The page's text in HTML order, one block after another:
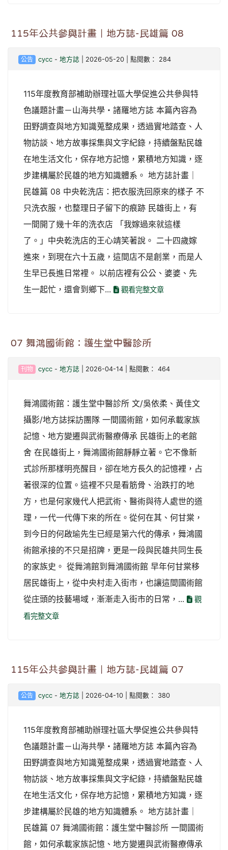
115年公共參與計畫｜地方誌-民雄篇 08
公告 cycc- 地方誌 | 2026-05-20 | 點閱數： 284
115年度教育部補助辦理社區大學促進公共參與特
色議題計畫－山海共學・諸羅地方誌 本篇內容為
田野調查與地方知識蒐整成果，透過實地踏查、人
物訪談、地方故事採集與文字紀錄，持續盤點民雄
在地生活文化，保存地方記憶，累積地方知識，逐
步建構屬於民雄的地方知識體系。 地方誌計畫｜
民雄篇 08 中央乾洗店：把衣服洗回原來的樣子 不
只洗衣服，也整理日子留下的痕跡 民雄街上，有
一間開了幾十年的洗衣店 「我嫁過來就這樣
了。」中央乾洗店的王心靖笑著說。 二十四歲嫁
進來，到現在六十五歲，這間店不是創業，而是人
生早已長進日常裡。 以前店裡有公公、婆婆、先
生一起忙，還會到鄉下...
觀看完整文章
07 舞鴻國術館：護生堂中醫診所
刊物 cycc- 地方誌 | 2026-04-14 | 點閱數： 464
舞鴻國術館：護生堂中醫診所 文/吳依柔、黃佳文
攝影/地方誌採訪團隊 一間國術館，如何承載家族
記憶、地方變遷與武術醫療傳承 民雄街上的老館
舍 在民雄街上，舞鴻國術館靜靜立著。它不像新
式診所那樣明亮醒目，卻在地方長久的記憶裡，占
著很深的位置。這裡不只是看筋骨、治跌打的地
方，也是何家幾代人把武術、醫術與待人處世的道
理，一代一代傳下來的所在。從何在其、何甘棠，
到今日的何啟瑜先生已經是第六代的傳承，舞鴻國
術館承接的不只是招牌，更是一段與民雄共同生長
的家族史。 從舞鴻館到舞鴻國術館 早年何甘棠移
居民雄街上，從中央村走入街市，也讓這間國術館
從庄頭的技藝場域，漸漸走入街市的日常，...
觀
看完整文章
115年公共參與計畫｜地方誌-民雄篇 07
公告 cycc- 地方誌 | 2026-04-10 | 點閱數： 380
115年度教育部補助辦理社區大學促進公共參與特
色議題計畫－山海共學・諸羅地方誌 本篇內容為
田野調查與地方知識蒐整成果，透過實地踏查、人
物訪談、地方故事採集與文字紀錄，持續盤點民雄
在地生活文化，保存地方記憶，累積地方知識，逐
步建構屬於民雄的地方知識體系。 地方誌計畫｜
民雄篇 07 舞鴻國術館：護生堂中醫診所 一間國術
館，如何承載家族記憶、地方變遷與武術醫療傳承